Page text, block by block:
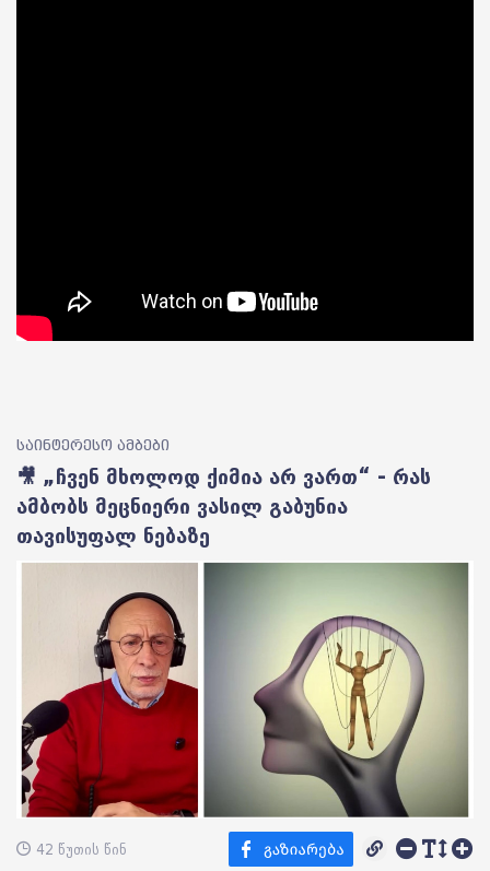
საინტერესო ამბები
🎥 „ჩვენ მხოლოდ ქიმია არ ვართ“ - რას
ამბობს მეცნიერი ვასილ გაბუნია
თავისუფალ ნებაზე
42 წუთის წინ